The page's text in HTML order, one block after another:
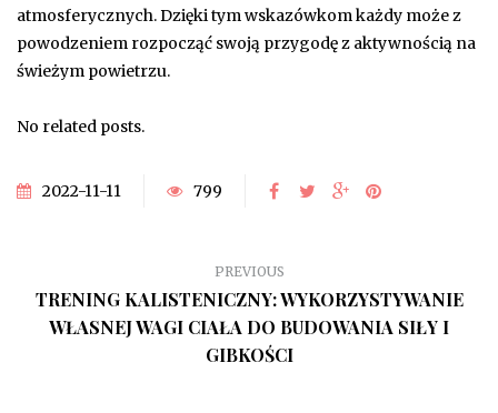
atmosferycznych. Dzięki tym wskazówkom każdy może z
powodzeniem rozpocząć swoją przygodę z aktywnością na
świeżym powietrzu.
No related posts.
2022-11-11 799
PREVIOUS
TRENING KALISTENICZNY: WYKORZYSTYWANIE
WŁASNEJ WAGI CIAŁA DO BUDOWANIA SIŁY I
GIBKOŚCI